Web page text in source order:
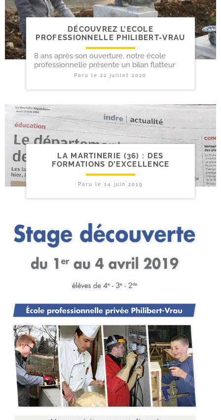
DÉCOUVREZ L’ECOLE
PROFESSIONNELLE PHILIBERT-VRAU
8 ans après son ouverture, notre école
professionnelle présente un bilan flatteur
Paru le22 juillet 2020
LA MARTINERIE (36) : DES
FORMATIONS D’EXCELLENCE
Paru le 14 juin 2019